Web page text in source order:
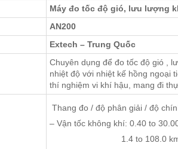
Máy đo tốc độ gió, lưu lượng
AN200
Extech – Trung Quốc
Chuyên dụng để đo tốc độ gió ,
nhiệt độ với nhiệt kế hồng ngoại
thí nghiệm vi khí hậu, mang đi
Thang đo / độ phân giải / độ
– Vận tốc không khí: 0.40 to
1.4 to 108.0 km/h /